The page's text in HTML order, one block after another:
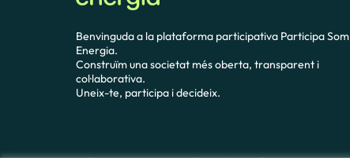
Benvinguda a la plataforma participativa Participa Som
Energia.
Construïm una societat més oberta, transparent i
col·laborativa.
Uneix-te, participa i decideix.